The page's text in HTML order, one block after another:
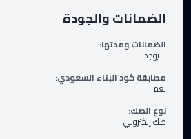
الضمانات والجودة
الضمانات ومدتها:
لا يوجد
مطابقة كود البناء السعودي:
نعم
نوع الصك:
صك إلكتروني